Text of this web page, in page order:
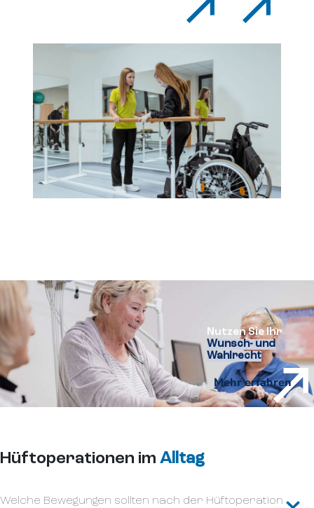
Nutzen Sie Ihr
Wunsch- und
Wahlrecht
Mehr erfahren
Hüftoperationen im Alltag
Welche Bewegungen sollten nach der Hüftoperation